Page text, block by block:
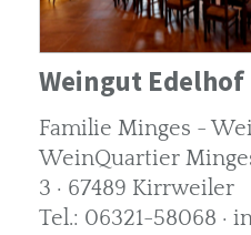
Weingut Edelhof
Familie Minges -
WeinQuartier
3 · 67489 Kirrweiler
Tel.: 06321-58068 ·